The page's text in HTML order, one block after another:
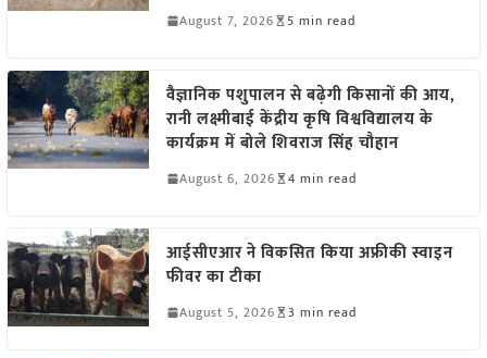
August 7, 2026 5 min read
वैज्ञानिक पशुपालन से बढ़ेगी किसानों की आय,
रानी लक्ष्मीबाई केंद्रीय कृषि विश्वविद्यालय के
कार्यक्रम में बोले शिवराज सिंह चौहान
August 6, 2026 4 min read
आईसीएआर ने विकसित किया अफ्रीकी स्वाइन
फीवर का टीका
August 5, 2026 3 min read